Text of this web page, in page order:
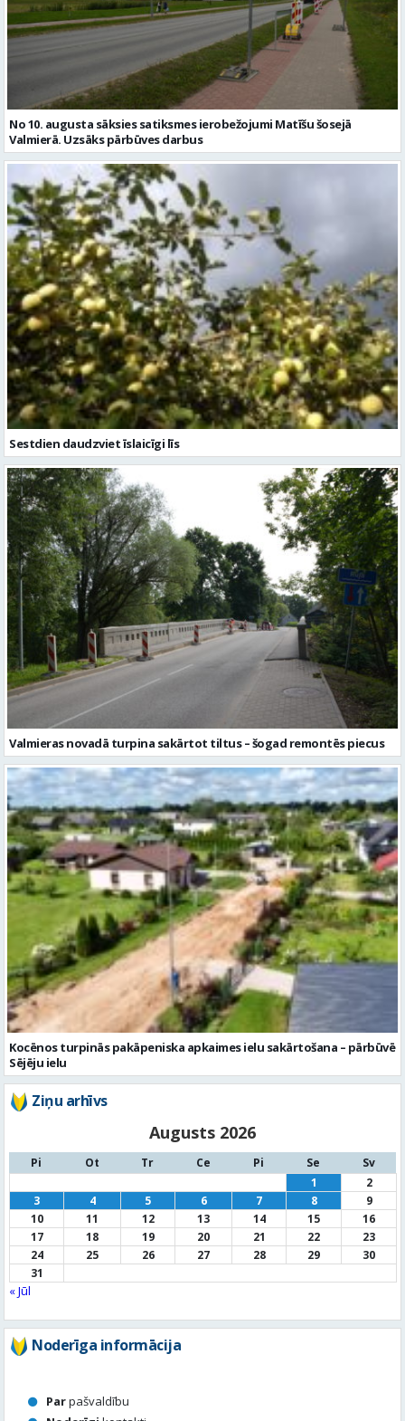
No 10. augusta sāksies satiksmes ierobežojumi Matīšu šosejā
Valmierā. Uzsāks pārbūves darbus
Sestdien daudzviet īslaicīgi līs
Valmieras novadā turpina sakārtot tiltus – šogad remontēs piecus
Kocēnos turpinās pakāpeniska apkaimes ielu sakārtošana – pārbūvē
Sējēju ielu
Ziņu arhīvs
Augusts 2026
Pi Ot Tr Ce Pi Se
Sv
1
2
3
4 5 6 7 8
9
10
11 12 13 14 15
16
17
18 19 20 21 22
23
24
25 26 27 28 29
30
31
« Jūl
Noderīga informācija
Parpašvaldību